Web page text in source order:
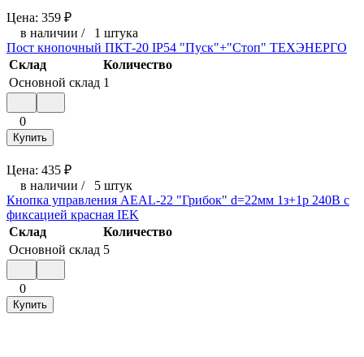
Цена: 359 ₽
в наличии / 1 штука
Пост кнопочный ПКТ-20 IP54 "Пуск"+"Стоп" ТЕХЭНЕРГО
Склад
Количество
Основной склад 1
0
Купить
Цена: 435 ₽
в наличии / 5 штук
Кнопка управления AEAL-22 "Грибок" d=22мм 1з+1р 240В с
фиксацией красная IEK
Склад
Количество
Основной склад 5
0
Купить